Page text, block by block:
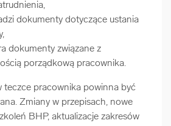
dokumenty dotyczące ustania
dokumenty związane z
porządkową pracownika.
teczce pracownika powinna być
Zmiany w przepisach, nowe
BHP, aktualizacje zakresów